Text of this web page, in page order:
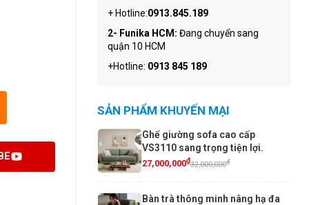
+ Hotline:0913.845.189
2- Funika HCM: Đang chuyển sang
quận 10 HCM
+Hotline: 0913 845 189
SẢN PHẨM KHUYẾN MẠI
Ghế giường sofa cao cấp
VS3110 sang trọng tiện lợi.
27,000,000₫32,000,000₫
Bàn trà thông minh nâng hạ đa